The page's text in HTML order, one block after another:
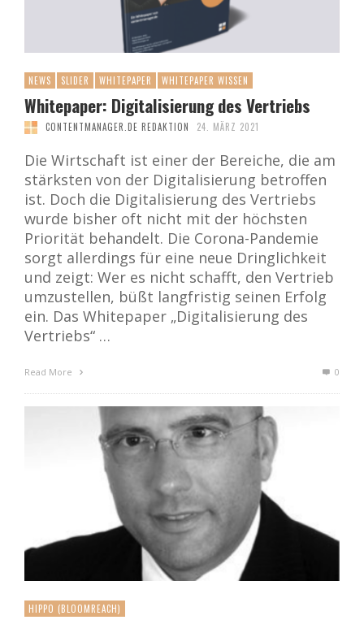
NEWS SLIDER WHITEPAPER WHITEPAPER WISSEN
Whitepaper: Digitalisierung des Vertriebs
CONTENTMANAGER.DE REDAKTION 24. MÄRZ 2021
Die Wirtschaft ist einer der Bereiche, die am
stärksten von der Digitalisierung betroffen
ist. Doch die Digitalisierung des Vertriebs
wurde bisher oft nicht mit der höchsten
Priorität behandelt. Die Corona-Pandemie
sorgt allerdings für eine neue Dringlichkeit
und zeigt: Wer es nicht schafft, den Vertrieb
umzustellen, büßt langfristig seinen Erfolg
ein. Das Whitepaper „Digitalisierung des
Vertriebs“ …
Read More 0
HIPPO (BLOOMREACH)